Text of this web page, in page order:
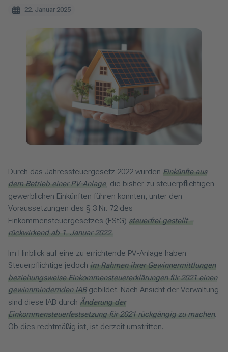
22. Januar 2025
Durch das Jahressteuergesetz 2022 wurden Einkünfte aus
dem Betrieb einer PV-Anlage, die bisher zu steuerpflichtigen
gewerblichen Einkünften führen konnten, unter den
Voraussetzungen des § 3 Nr. 72 des
Einkommensteuergesetzes (EStG) steuerfrei gestellt –
rückwirkend ab 1. Januar 2022.
Im Hinblick auf eine zu errichtende PV-Anlage haben
Steuerpflichtige jedoch im Rahmen ihrer Gewinnermittlungen
beziehungsweise Einkommensteuererklärungen für 2021 einen
gewinnmindernden IABgebildet. Nach Ansicht der Verwaltung
sind diese IAB durch Änderung der
Einkommensteuerfestsetzung für 2021 rückgängig zu machen.
Ob dies rechtmäßig ist, ist derzeit umstritten.